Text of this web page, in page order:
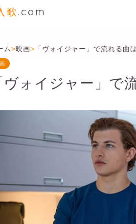
歌.com
ム>映画> 「ヴォイジャー」で流れる曲
ヴォイジャー」で